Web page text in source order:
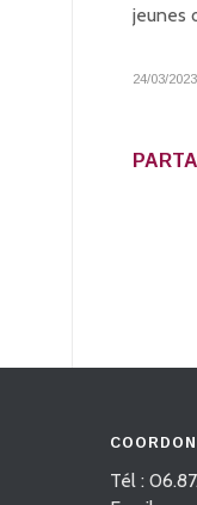
jeunes
24/03/2023
Tél :